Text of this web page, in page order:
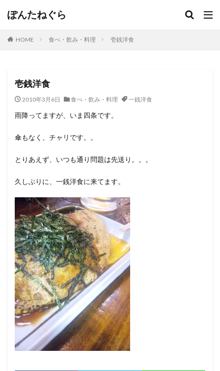
ぽんたねぐら
HOME 食べ・飲み・料理 壱銭洋食
壱銭洋食
2010年3月6日 食べ・飲み・料理 一銭洋食
雨降ってますが、いま四条です。
傘もなく、チャリです。。
とりあえず、いつも通り問題は先送り。。。
久しぶりに、一銭洋食に来てます。